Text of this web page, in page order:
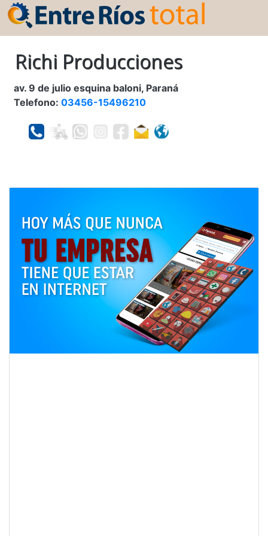
Richi Producciones
av. 9 de julio esquina baloni, Paraná
Telefono: 03456-15496210